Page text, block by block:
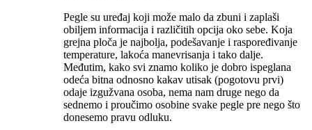
Pegle su uređaj koji može malo da zbuni i zaplaši
obiljem informacija i različitih opcija oko sebe. Koja
grejna ploča je najbolja, podešavanje i raspoređivanje
temperature, lakoća manevrisanja i tako dalje.
Međutim, kako svi znamo koliko je dobro ispeglana
odeća bitna odnosno kakav utisak (pogotovu prvi)
odaje izgužvana osoba, nema nam druge nego da
sednemo i proučimo osobine svake pegle pre nego što
donesemo pravu odluku.